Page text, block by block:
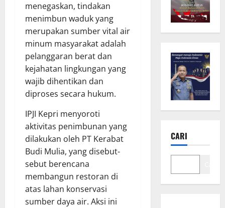
menegaskan, tindakan
menimbun waduk yang
merupakan sumber vital air
minum masyarakat adalah
pelanggaran berat dan
kejahatan lingkungan yang
wajib dihentikan dan
diproses secara hukum.
IPJI Kepri menyoroti
aktivitas penimbunan yang
dilakukan oleh PT Kerabat
Budi Mulia, yang disebut-
sebut berencana
membangun restoran di
atas lahan konservasi
sumber daya air. Aksi ini
CARI